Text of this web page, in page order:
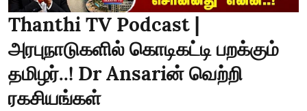
Thanthi TV Podcast |
அரபுநாடுகளில் கொடிகட்டி பறக்கும்
தமிழர்..! Dr Ansariன் வெற்றி
ரகசியங்கள்